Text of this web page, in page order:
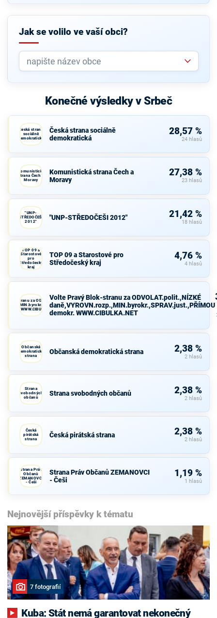
Jak se volilo ve vaší obci?
Konečné výsledky v Srbeč
Česká strana
sociálně
demokratická
Česká strana sociálně
demokratická
28,57 %
24 hlasů
Komunistická
strana Čech a
Moravy
Komunistická strana Čech a
Moravy
27,38 %
23 hlasů
"UNP-
STŘEDOČEŠI
2012"
"UNP-STŘEDOČEŠI 2012" 21,42 %
18 hlasů
TOP 09 a
Starostové
pro
Středočeský
kraj
TOP 09 a Starostové pro
Středočeský kraj
4,76 %
4 hlasů
Blok-stranu za ODVOLAT.polit.,NÍZKÉ
demokr. WWW.CIBULKA.NET
Volte Pravý Blok-stranu za ODVOLAT.polit.,NÍZKÉ
daně,VYROVN.rozp.,MIN.byrokr.,SPRAV.just.,PŘÍMOU
demokr. WWW.CIBULKA.NET
Občanská
demokratická
strana
Občanská demokratická strana 2,38 %
2 hlasů
Strana
svobodných
občanů
Strana svobodných občanů 2,38 %
2 hlasů
Česká
pirátská
strana
Česká pirátská strana 2,38 %
2 hlasů
Strana Práv
Občanů
ZEMANOVCI
- Češi
Strana Práv Občanů ZEMANOVCI
- Češi
1,19 %
1 hlasů
Nejnovější příspěvky k tématu
7 fotografií